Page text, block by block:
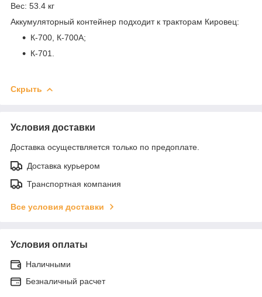
Вес: 53.4 кг
Аккумуляторный контейнер подходит к тракторам Кировец:
К-700, К-700А;
К-701.
Скрыть
Условия доставки
Доставка осуществляется только по предоплате.
Доставка курьером
Транспортная компания
Все условия доставки
Условия оплаты
Наличными
Безналичный расчет